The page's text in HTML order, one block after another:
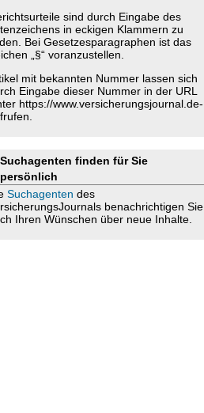
sind durch Eingabe des
in eckigen Klammern zu
Bei Gesetzesparagraphen ist das
„§“ voranzustellen.
mit bekannten Nummer lassen sich
Eingabe dieser Nummer in der URL
https://www.versicherungsjournal.de-
Suchagenten finden für Sie
persönlich
Suchagenten des
benachrichtigen Sie
Ihren Wünschen über neue Inhalte.